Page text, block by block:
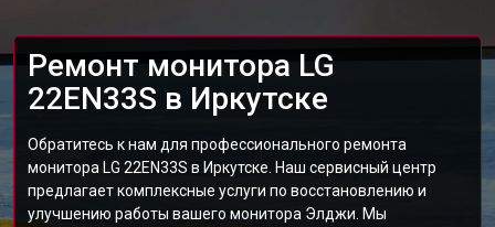
Ремонт монитора LG
22EN33S в Иркутске
Обратитесь к нам для профессионального ремонта
монитора LG 22EN33S в Иркутске. Наш сервисный центр
предлагает комплексные услуги по восстановлению и
улучшению работы вашего монитора Элджи. Мы